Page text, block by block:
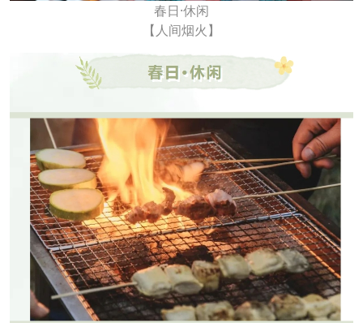
春日·休闲
【人间烟火】